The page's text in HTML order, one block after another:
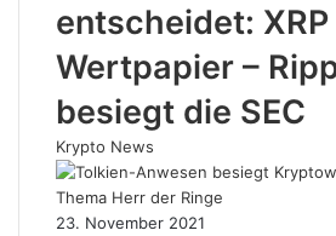
entscheidet:
Wertpapier –
besiegt die SEC
Krypto News
23. November 2021